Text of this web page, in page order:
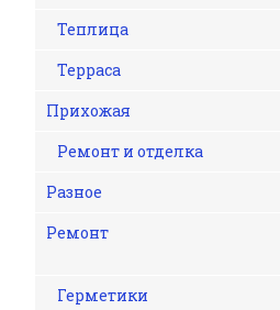
Теплица
Терраса
Прихожая
Ремонт и отделка
Разное
Ремонт
Герметики